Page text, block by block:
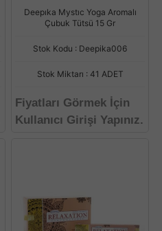
Deepıka Mystıc Yoga Aromalı
Çubuk Tütsü 15 Gr
Stok Kodu : Deepika006
Stok Miktarı : 41 ADET
Fiyatları Görmek İçin
Kullanıcı Girişi Yapınız.